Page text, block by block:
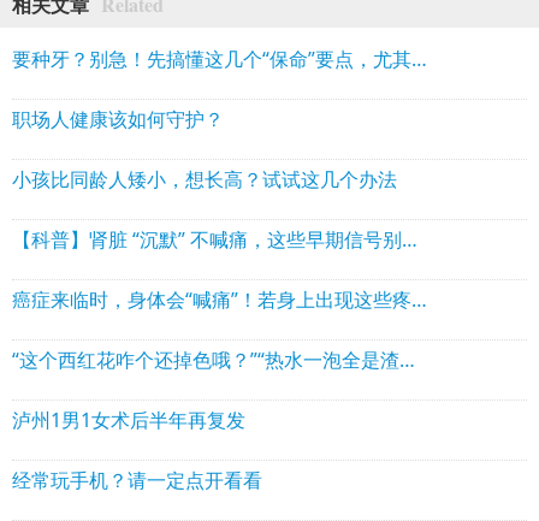
相关文章
要种牙？别急！先搞懂这几个“保命”要点，尤其老年人
职场人健康该如何守护？
小孩比同龄人矮小，想长高？试试这几个办法
【科普】肾脏 “沉默” 不喊痛，这些早期信号别忽视
癌症来临时，身体会“喊痛”！若身上出现这些疼痛，要当心
“这个西红花咋个还掉色哦？”“热水一泡全是渣渣？”泸州大爷大妈特别注意
泸州1男1女术后半年再复发
经常玩手机？请一定点开看看